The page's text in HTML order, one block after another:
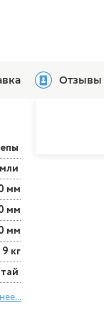
Отзывы
мм
мм
мм
9 кг